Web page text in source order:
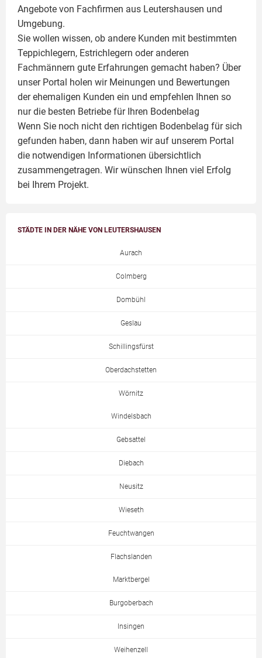
Angebote von Fachfirmen aus Leutershausen und
Umgebung.
Sie wollen wissen, ob andere Kunden mit bestimmten
Teppichlegern, Estrichlegern oder anderen
Fachmännern gute Erfahrungen gemacht haben? Über
unser Portal holen wir Meinungen und Bewertungen
der ehemaligen Kunden ein und empfehlen Ihnen so
nur die besten Betriebe für Ihren Bodenbelag
Wenn Sie noch nicht den richtigen Bodenbelag für sich
gefunden haben, dann haben wir auf unserem Portal
die notwendigen Informationen übersichtlich
zusammengetragen. Wir wünschen Ihnen viel Erfolg
bei Ihrem Projekt.
STÄDTE IN DER NÄHE VON LEUTERSHAUSEN
Aurach
Colmberg
Dombühl
Geslau
Schillingsfürst
Oberdachstetten
Wörnitz
Windelsbach
Gebsattel
Diebach
Neusitz
Wieseth
Feuchtwangen
Flachslanden
Marktbergel
Burgoberbach
Insingen
Weihenzell